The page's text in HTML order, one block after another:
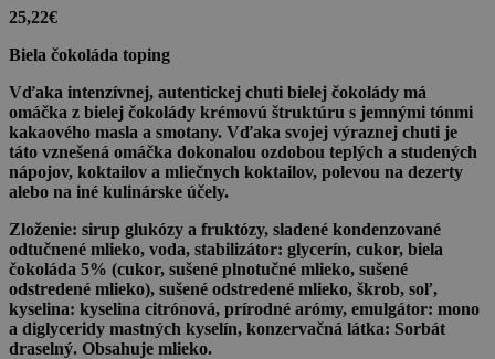
25,22€
Biela čokoláda toping
Vďaka intenzívnej, autentickej chuti bielej čokolády má
omáčka z bielej čokolády krémovú štruktúru s jemnými tónmi
kakaového masla a smotany. Vďaka svojej výraznej chuti je
táto vznešená omáčka dokonalou ozdobou teplých a studených
nápojov, koktailov a mliečnych koktailov, polevou na dezerty
alebo na iné kulinárske účely.
Zloženie: sirup glukózy a fruktózy, sladené kondenzované
odtučnené mlieko, voda, stabilizátor: glycerín, cukor, biela
čokoláda 5% (cukor, sušené plnotučné mlieko, sušené
odstredené mlieko), sušené odstredené mlieko, škrob, soľ,
kyselina: kyselina citrónová, prírodné arómy, emulgátor: mono
a diglyceridy mastných kyselín, konzervačná látka: Sorbát
draselný. Obsahuje mlieko.